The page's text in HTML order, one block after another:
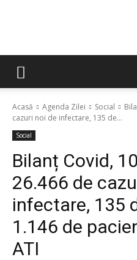
Acasă Agenda Zilei Social
cazuri noi de infectare, 135 de...
Social
Bilanț Covid,
26.466 de
infectare, 135
1.146 de
ATI